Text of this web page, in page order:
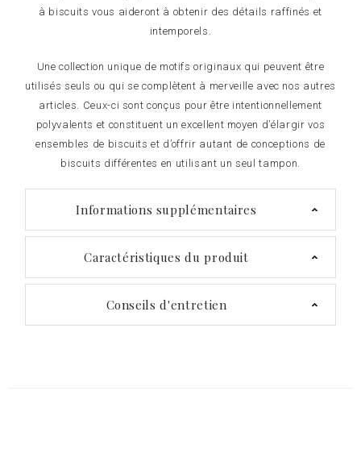
à biscuits vous aideront à obtenir des détails raffinés et
intemporels.
Une collection unique de motifs originaux qui peuvent être
utilisés seuls ou qui se complètent à merveille avec nos autres
articles. Ceux-ci sont conçus pour être intentionnellement
polyvalents et constituent un excellent moyen d’élargir vos
ensembles de biscuits et d’offrir autant de conceptions de
biscuits différentes en utilisant un seul tampon.
Informations supplémentaires
Caractéristiques du produit
Conseils d'entretien